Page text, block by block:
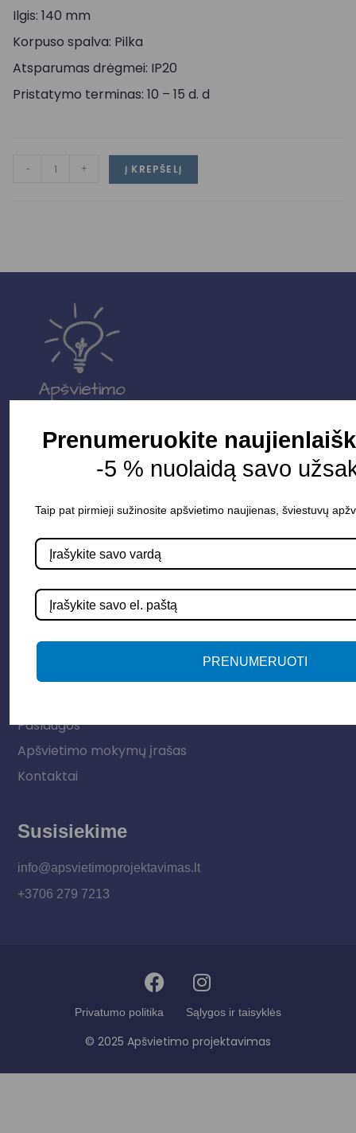
Ilgis: 140 mm
Korpuso spalva: Pilka
Atsparumas drėgmei: IP20
Pristatymo terminas: 10 – 15 d. d
- + Į KREPŠELĮ
Parduotuvė
Apšvietimo sistemos
Lauko šviestuvai
Vidaus apšvietimas
Paslaugos
Apšvietimo mokymų įrašas
Kontaktai
Susisiekime
info@apsvietimoprojektavimas.lt
+3706 279 7213
Privatumo politika Sąlygos ir taisyklės
© 2025 Apšvietimo projektavimas
Prenumeruokite
-5 % nuolaidą savo
Taip pat pirmieji sužinosite apšvietimo naujienas, šviestuvų
PRENUMERUOTI